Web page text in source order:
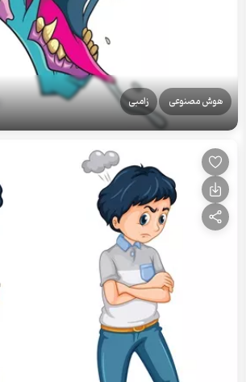
هوش مصنوعی زامبی